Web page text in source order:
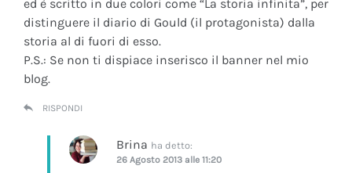
ed è scritto in due colori come “La storia infinita”, per
distinguere il diario di Gould (il protagonista) dalla
storia al di fuori di esso.
P.S.: Se non ti dispiace inserisco il banner nel mio
blog.
RISPONDI
Brina ha detto:
26 Agosto 2013 alle 11:20